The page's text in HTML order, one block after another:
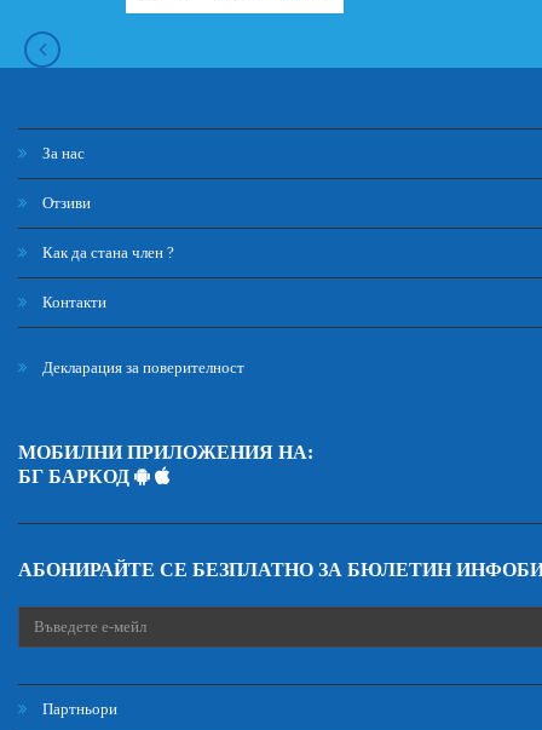
За нас
Отзиви
Как да стана член ?
Контакти
Декларация за поверителност
МОБИЛНИ ПРИЛОЖЕНИЯ НА:
БГ БАРКОД
АБОНИРАЙТЕ СЕ БЕЗПЛАТНО ЗА БЮЛЕТИН
Партньори